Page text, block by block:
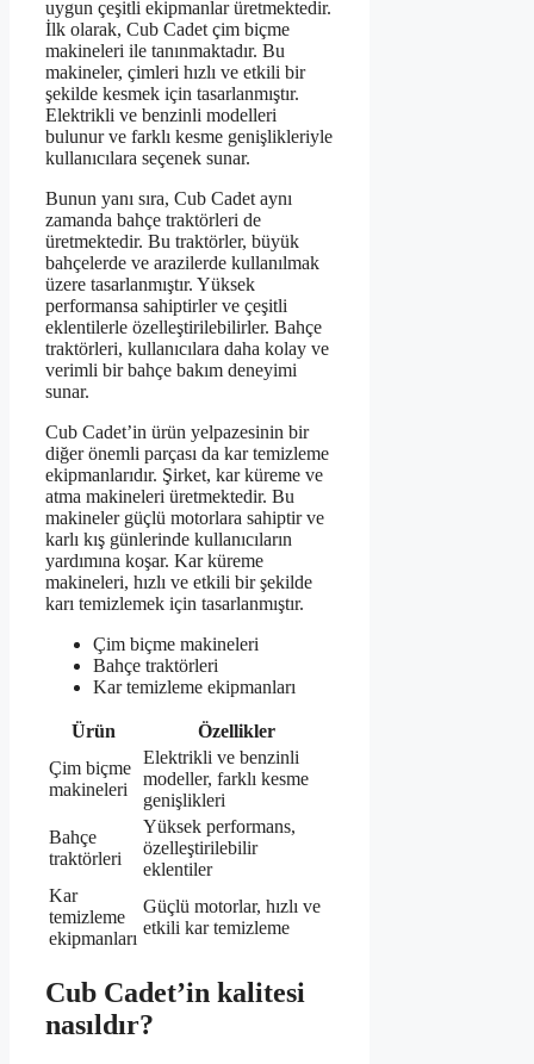
uygun çeşitli ekipmanlar üretmektedir.
İlk olarak, Cub Cadet çim biçme
makineleri ile tanınmaktadır. Bu
makineler, çimleri hızlı ve etkili bir
şekilde kesmek için tasarlanmıştır.
Elektrikli ve benzinli modelleri
bulunur ve farklı kesme genişlikleriyle
kullanıcılara seçenek sunar.
Bunun yanı sıra, Cub Cadet aynı
zamanda bahçe traktörleri de
üretmektedir. Bu traktörler, büyük
bahçelerde ve arazilerde kullanılmak
üzere tasarlanmıştır. Yüksek
performansa sahiptirler ve çeşitli
eklentilerle özelleştirilebilirler. Bahçe
traktörleri, kullanıcılara daha kolay ve
verimli bir bahçe bakım deneyimi
sunar.
Cub Cadet’in ürün yelpazesinin bir
diğer önemli parçası da kar temizleme
ekipmanlarıdır. Şirket, kar küreme ve
atma makineleri üretmektedir. Bu
makineler güçlü motorlara sahiptir ve
karlı kış günlerinde kullanıcıların
yardımına koşar. Kar küreme
makineleri, hızlı ve etkili bir şekilde
karı temizlemek için tasarlanmıştır.
Çim biçme makineleri
Bahçe traktörleri
Kar temizleme ekipmanları
Ürün
Özellikler
Çim biçme
makineleri
Elektrikli ve benzinli
modeller, farklı kesme
genişlikleri
Bahçe
traktörleri
Yüksek performans,
özelleştirilebilir
eklentiler
Kar
temizleme
ekipmanları
Güçlü motorlar, hızlı ve
etkili kar temizleme
Cub Cadet’in kalitesi
nasıldır?